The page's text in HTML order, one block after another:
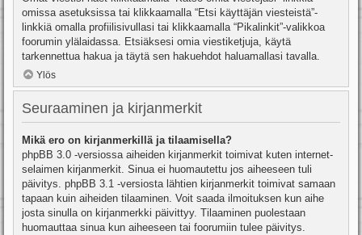
omissa asetuksissa tai klikkaamalla “Etsi käyttäjän viesteistä”-
linkkiä omalla profiilisivullasi tai klikkaamalla “Pikalinkit”-valikkoa
foorumin ylälaidassa. Etsiäksesi omia viestiketjuja, käytä
tarkennettua hakua ja täytä sen hakuehdot haluamallasi tavalla.
Ylös
Seuraaminen ja kirjanmerkit
Mikä ero on kirjanmerkillä ja tilaamisella?
phpBB 3.0 -versiossa aiheiden kirjanmerkit toimivat kuten internet-
selaimen kirjanmerkit. Sinua ei huomautettu jos aiheeseen tuli
päivitys. phpBB 3.1 -versiosta lähtien kirjanmerkit toimivat samaan
tapaan kuin aiheiden tilaaminen. Voit saada ilmoituksen kun aihe
josta sinulla on kirjanmerkki päivittyy. Tilaaminen puolestaan
huomauttaa sinua kun aiheeseen tai foorumiin tulee päivitys.